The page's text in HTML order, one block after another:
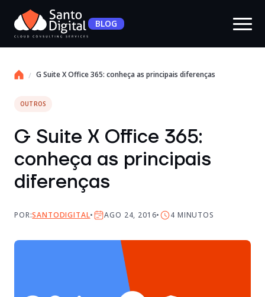
BLOG
G Suite X Office 365: conheça as principais diferenças
OUTROS
G Suite X Office 365:
conheça as principais
diferenças
POR:SANTODIGITAL AGO 24, 2016 4 MINUTOS